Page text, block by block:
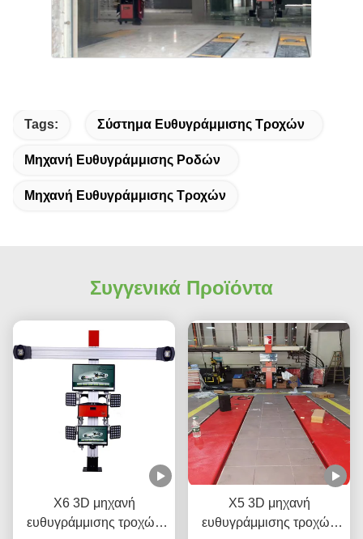
Tags: Σύστημα Ευθυγράμμισης Τροχών
Μηχανή Ευθυγράμμισης Ροδών
Μηχανή Ευθυγράμμισης Τροχών
Συγγενικά Προϊόντα
X6 3D μηχανή
ευθυγράμμισης τροχών
X5 3D μηχανή
ευθυγράμμισης τροχών